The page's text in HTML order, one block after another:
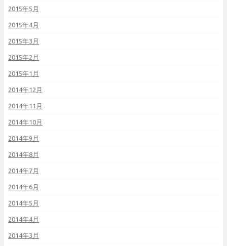
2015年5月
2015年4月
2015年3月
2015年2月
2015年1月
2014年12月
2014年11月
2014年10月
2014年9月
2014年8月
2014年7月
2014年6月
2014年5月
2014年4月
2014年3月